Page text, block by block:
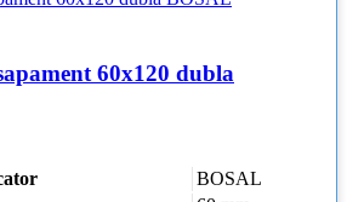
60x120 dubla
BOSAL